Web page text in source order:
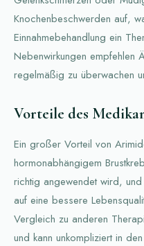
Knochenbeschwerden auf,
Einnahmebehandlung ein
Nebenwirkungen empfehlen
regelmäßig zu überwachen
Vorteile des
Ein großer Vorteil von
hormonabhängigem
richtig angewendet wird,
auf eine bessere
Vergleich zu anderen
und kann unkompliziert in